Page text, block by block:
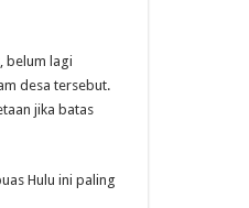
belum lagi
desa tersebut.
jika batas
Hulu ini paling